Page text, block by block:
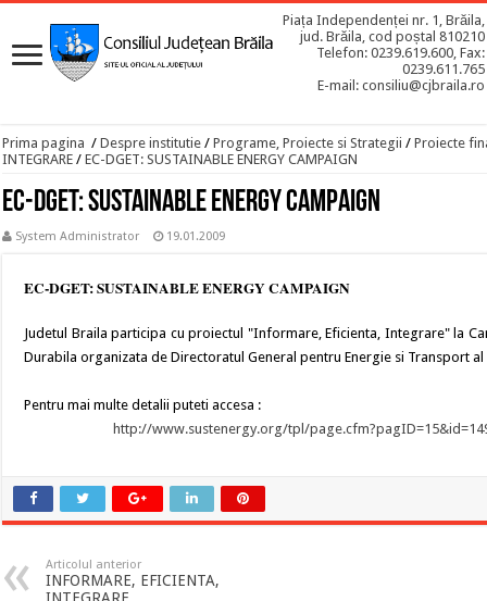
Piața Independenței nr. 1, Brăila,
jud. Brăila, cod poștal 810210
Telefon: 0239.619.600, Fax:
0239.611.765
E-mail: consiliu@cjbraila.ro
Prima pagina / Despre institutie / Programe, Proiecte si Strategii / Proiecte
INTEGRARE / EC-DGET: SUSTAINABLE ENERGY CAMPAIGN
EC-DGET: SUSTAINABLE ENERGY CAMPAIGN
System Administrator 19.01.2009
EC-DGET: SUSTAINABLE ENERGY CAMPAIGN
Judetul Braila participa cu proiectul "Informare, Eficienta, Integrare" la
Durabila organizata de Directoratul General pentru Energie si Transport al
Pentru mai multe detalii puteti accesa :
http://www.sustenergy.org/tpl/
Articolul anterior
INFORMARE, EFICIENTA,